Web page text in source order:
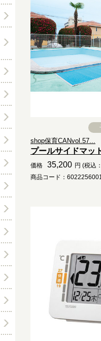
shop保育CANvol.57...
プールサイドマッ
価格 35,200 円 (税込
商品コード：